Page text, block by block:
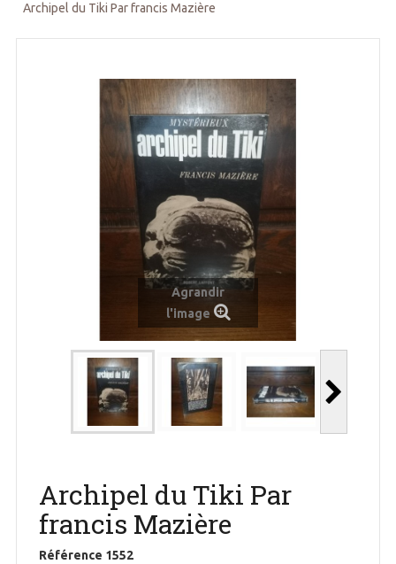
Archipel du Tiki Par francis Mazière
Agrandir
l'image
Archipel du Tiki Par
francis Mazière
Référence 1552